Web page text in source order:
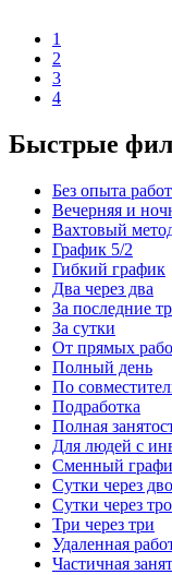
1
2
3
4
Быстрые
Без опыта
Вечерняя и
Вахтовый
График 5/2
Гибкий график
Два через два
За последние
За сутки
От прямых
Полный день
По
Подработка
Полная
Для людей с
Сменный
Сутки через
Сутки через
Три через три
Удаленная
Частичная